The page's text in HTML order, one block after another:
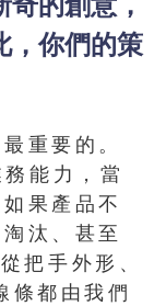
，你們的策
重要的。
能力，當
果產品不
汰、甚至
把手外形、
條都由我們